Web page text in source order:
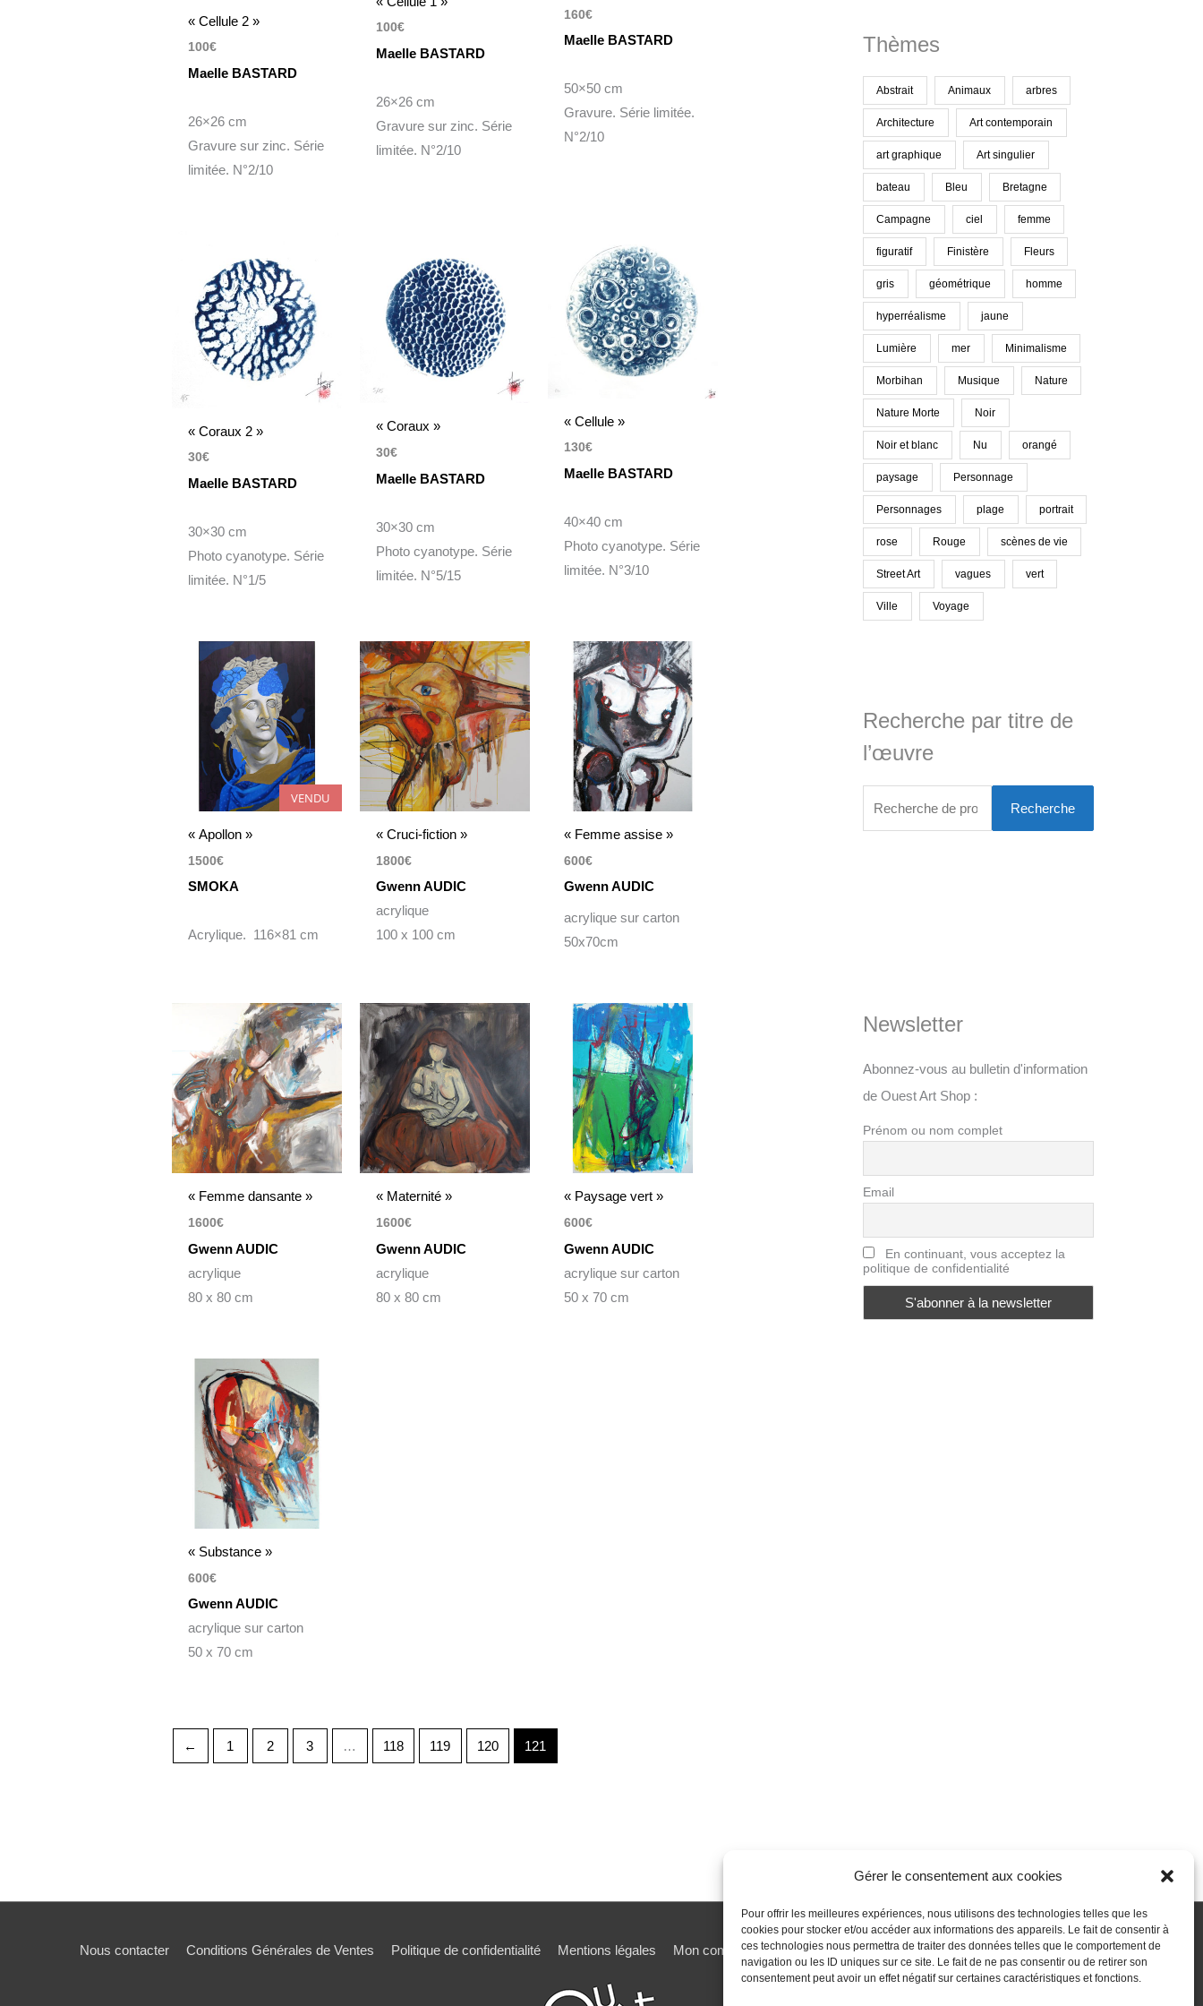
Gérer le consentement aux cookies
Pour offrir les meilleures expériences, nous utilisons des technologies telles que les
cookies pour stocker et/ou accéder aux informations des appareils. Le fait de consentir à
ces technologies nous permettra de traiter des données telles que le comportement de
navigation ou les ID uniques sur ce site. Le fait de ne pas consentir ou de retirer son
consentement peut avoir un effet négatif sur certaines caractéristiques et fonctions.
« Cellule 2 »
100€
Maelle BASTARD
26×26 cm
Gravure sur zinc. Série
limitée. N°2/10
100€
Maelle BASTARD
26×26 cm
Gravure sur zinc. Série
limitée. N°2/10
160€
Maelle BASTARD
50×50 cm
Gravure. Série limitée.
N°2/10
« Coraux 2 »
30€
Maelle BASTARD
30×30 cm
Photo cyanotype. Série
limitée. N°1/5
« Coraux »
30€
Maelle BASTARD
30×30 cm
Photo cyanotype. Série
limitée. N°5/15
« Cellule »
130€
Maelle BASTARD
40×40 cm
Photo cyanotype. Série
limitée. N°3/10
VENDU
« Apollon »
1500€
SMOKA
Acrylique. 116×81 cm
« Cruci-fiction »
1800€
Gwenn AUDIC
acrylique
100 x 100 cm
« Femme assise »
600€
Gwenn AUDIC
acrylique sur carton
50x70cm
« Femme dansante »
1600€
Gwenn AUDIC
acrylique
80 x 80 cm
« Maternité »
1600€
Gwenn AUDIC
acrylique
80 x 80 cm
« Paysage vert »
600€
Gwenn AUDIC
acrylique sur carton
50 x 70 cm
« Substance »
600€
Gwenn AUDIC
acrylique sur carton
50 x 70 cm
← 1 2 3 … 118 119 120 121
Thèmes
Abstrait Animaux arbres
Architecture Art contemporain
art graphique Art singulier
bateau Bleu Bretagne
Campagne ciel femme
figuratif Finistère Fleurs
gris géométrique homme
hyperréalisme jaune
Lumière mer Minimalisme
Morbihan Musique Nature
Nature Morte Noir
Noir et blanc Nu orangé
paysage Personnage
Personnages plage portrait
rose Rouge scènes de vie
Street Art vagues vert
Ville Voyage
Recherche par titre de
l’œuvre
Recherche
Newsletter
Abonnez-vous au bulletin d'information
de Ouest Art Shop :
Prénom ou nom complet
Email
En continuant, vous acceptez la
politique de confidentialité
Nous contacter Conditions Générales de Ventes Politique de confidentialité Mentions légales Mon compte Mot de passe perdu Newsletter Politique de cookies (UE)